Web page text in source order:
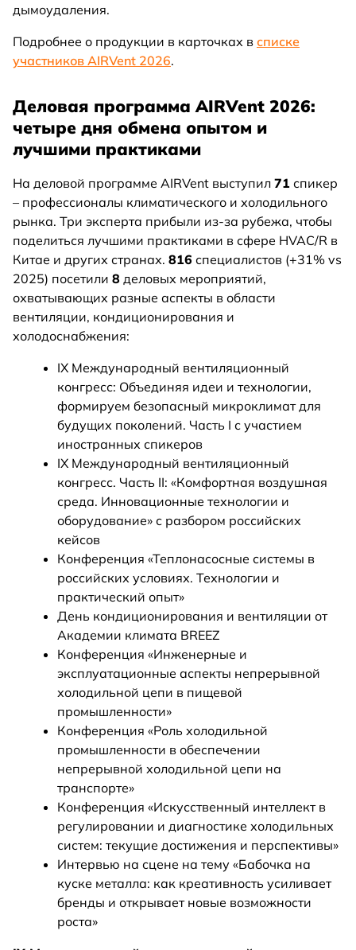
дымоудаления.
Подробнее о продукции в карточках в списке
участников AIRVent 2026.
Деловая программа AIRVent 2026:
четыре дня обмена опытом и
лучшими практиками
На деловой программе AIRVent выступил 71 спикер
– профессионалы климатического и холодильного
рынка. Три эксперта прибыли из-за рубежа, чтобы
поделиться лучшими практиками в сфере HVAC/R в
Китае и других странах. 816 специалистов (+31% vs
2025) посетили 8 деловых мероприятий,
охватывающих разные аспекты в области
вентиляции, кондиционирования и
холодоснабжения:
IX Международный вентиляционный
конгресс: Объединяя идеи и технологии,
формируем безопасный микроклимат для
будущих поколений. Часть I с участием
иностранных спикеров
IX Международный вентиляционный
конгресс. Часть II: «Комфортная воздушная
среда. Инновационные технологии и
оборудование» с разбором российских
кейсов
Конференция «Теплонасосные системы в
российских условиях. Технологии и
практический опыт»
День кондиционирования и вентиляции от
Академии климата BREEZ
Конференция «Инженерные и
эксплуатационные аспекты непрерывной
холодильной цепи в пищевой
промышленности»
Конференция «Роль холодильной
промышленности в обеспечении
непрерывной холодильной цепи на
транспорте»
Конференция «Искусственный интеллект в
регулировании и диагностике холодильных
систем: текущие достижения и перспективы»
Интервью на сцене на тему «Бабочка на
куске металла: как креативность усиливает
бренды и открывает новые возможности
роста»